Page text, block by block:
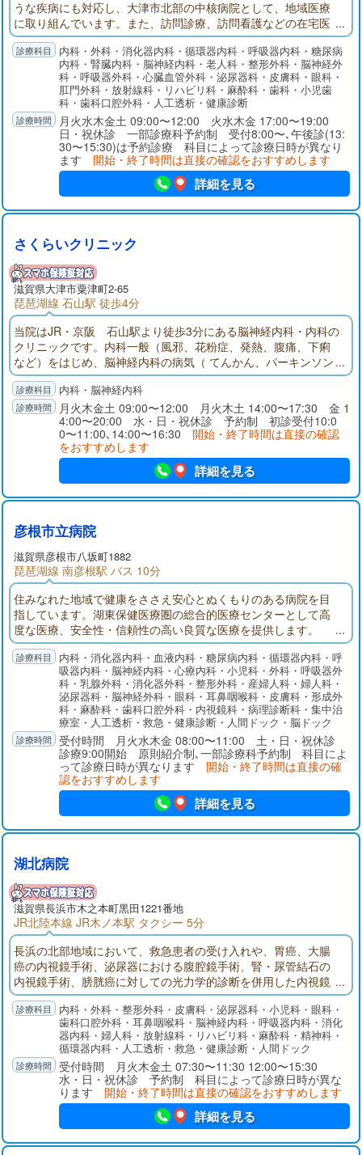
うな疾病にも対応し、大津市北部の中核病院として、地域医療
に取り組んでいます。また、訪問診療、訪問看護などの在宅医
療のみならず、老人療養等、介護老人保健施設、グループホー
ム・デイサービス、住宅型有料老人ホームを有し、今後の超高
齢化社会を見据え医療と介護をシームレスに提供する体制を確
立しました。また、当院の主要各科は研修指定機関に指定され
ており、若き医師の研修病院にもなっております。
内科・外科・消化器内科・循環器内科・呼吸器内科・糖尿病
内科・腎臓内科・脳神経内科・老人科・整形外科・脳神経外
科・呼吸器外科・心臓血管外科・泌尿器科・皮膚科・眼科・
肛門外科・放射線科・リハビリ科・麻酔科・歯科・小児歯
科・歯科口腔外科・人工透析・健康診断
月火水木金土 09:00〜12:00 火水木金 17:00〜19:00
日・祝休診 一部診療科予約制 受付8:00〜､午後診(13:
30〜15:30)は予約診療 科目によって診療日時が異なり
ます 開始・終了時間は直接の確認をおすすめします
詳細を見る
さくらいクリニック
滋賀県大津市粟津町2-65
琵琶湖線 石山駅 徒歩4分
当院はJR・京阪 石山駅より徒歩3分にある脳神経内科・内科の
クリニックです。内科一般（風邪、花粉症、発熱、腹痛、下痢
など）をはじめ、脳神経内科の病気（ てんかん、パーキンソン
病、頭痛、脳卒中、認知症など）を診療します。患者さんの困
っている症状や病気に関しての不安と向き合い一緒に考えてい
きます。
内科・脳神経内科
月火木金土 09:00〜12:00 月火木土 14:00〜17:30 金 1
4:00〜20:00 水・日・祝休診 予約制 初診受付10:0
0〜11:00､14:00〜16:30 開始・終了時間は直接の確認
をおすすめします
詳細を見る
彦根市立病院
滋賀県彦根市八坂町1882
琵琶湖線 南彦根駅 バス 10分
住みなれた地域で健康をささえ安心とぬくもりのある病院を目
指しています。湖東保健医療圏の総合的医療センターとして高
度な医療、安全性・信頼性の高い良質な医療を提供します。
内科・消化器内科・血液内科・糖尿病内科・循環器内科・呼
吸器内科・脳神経内科・心療内科・小児科・外科・呼吸器外
科・乳腺外科・消化器外科・整形外科・産婦人科・婦人科・
泌尿器科・脳神経外科・眼科・耳鼻咽喉科・皮膚科・形成外
科・麻酔科・歯科口腔外科・内視鏡科・病理診断科・集中治
療室・人工透析・救急・健康診断・人間ドック・脳ドック
受付時間 月火水木金 08:00〜11:00 土・日・祝休診
診療9:00開始 原則紹介制､一部診療科予約制 科目によ
って診療日時が異なります 開始・終了時間は直接の確
認をおすすめします
詳細を見る
湖北病院
滋賀県長浜市木之本町黒田1221番地
JR北陸本線 JR木ノ本駅 タクシー 5分
長浜の北部地域において、救急患者の受け入れや、胃癌、大腸
癌の内視鏡手術、泌尿器における腹腔鏡手術、腎・尿管結石の
内視鏡手術、膀胱癌に対しての光力学的診断を併用した内視鏡
手術などの急性期医療を担っています。透析センターにおいて
は、北部地域唯一の透析施設として透析患者さんを受け入れて
います。県のモデル事業として併設した介護老人保健施設や、
地域包括支援センターの院内開設などを通じて医療と介護の円
滑な橋渡しを行っています。
内科・外科・整形外科・皮膚科・泌尿器科・小児科・眼科・
歯科口腔外科・耳鼻咽喉科・脳神経内科・呼吸器内科・消化
器内科・婦人科・放射線科・リハビリ科・麻酔科・精神科・
循環器内科・人工透析・救急・健康診断・人間ドック
受付時間 月火木金土 07:30〜11:30 12:00〜15:30
水・日・祝休診 予約制 科目によって診療日時が異な
ります 開始・終了時間は直接の確認をおすすめします
詳細を見る